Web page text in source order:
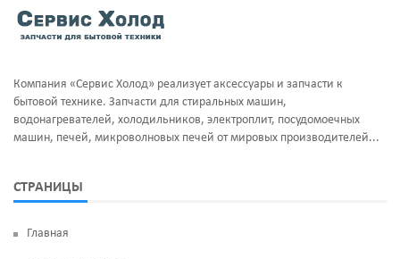
Тэны и нагреватели
Фильтра клапан шредора
Ручка люка
Суппорт и фланцы барабана
Термодатчики
УБЛ
Компания «Сервис Холод» реализует аксессуары и запчасти к
бытовой технике. Запчасти для стиральных машин,
водонагревателей, холодильников, электроплит, посудомоечных
машин, печей, микроволновых печей от мировых производителей...
СТРАНИЦЫ
Главная